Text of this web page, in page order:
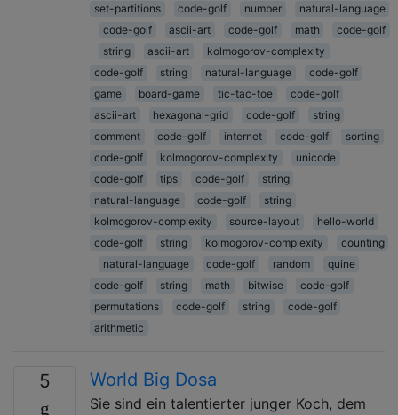
set-partitions
code-golf number
natural-language
code-golf
ascii-art code-golf math
code-golf
string
ascii-art
kolmogorov-complexity
code-golf
string natural-language
code-golf
game
board-game tic-tac-toe
code-golf
ascii-art
hexagonal-grid code-golf
string
comment
code-golf internet code-golf
sorting
code-golf
kolmogorov-complexity
unicode
code-golf
tips code-golf
string
natural-language
code-golf
string
kolmogorov-complexity
source-layout
hello-world
code-golf
string kolmogorov-complexity
counting
natural-language
code-golf random
quine
code-golf
string math bitwise
code-golf
permutations
code-golf string
code-golf
arithmetic
5 World Big Dosa
Sie sind ein talentierter junger Koch, dem